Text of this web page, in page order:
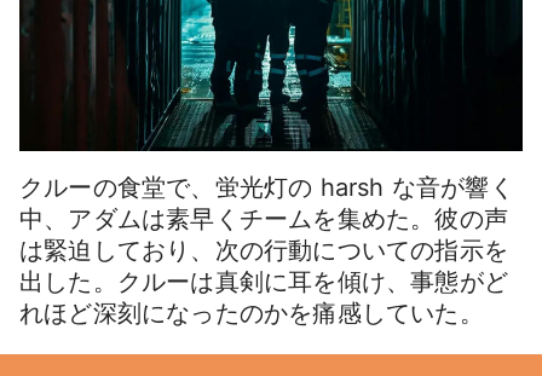
クルーの食堂で、蛍光灯の harsh な音が響く
中、アダムは素早くチームを集めた。彼の声
は緊迫しており、次の行動についての指示を
出した。クルーは真剣に耳を傾け、事態がど
れほど深刻になったのかを痛感していた。